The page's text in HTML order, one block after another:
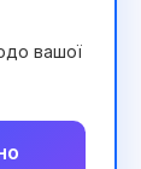
вашої